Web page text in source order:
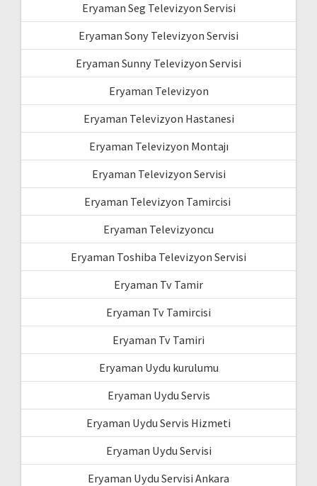
Eryaman Seg Televizyon Servisi
Eryaman Sony Televizyon Servisi
Eryaman Sunny Televizyon Servisi
Eryaman Televizyon
Eryaman Televizyon Hastanesi
Eryaman Televizyon Montajı
Eryaman Televizyon Servisi
Eryaman Televizyon Tamircisi
Eryaman Televizyoncu
Eryaman Toshiba Televizyon Servisi
Eryaman Tv Tamir
Eryaman Tv Tamircisi
Eryaman Tv Tamiri
Eryaman Uydu kurulumu
Eryaman Uydu Servis
Eryaman Uydu Servis Hizmeti
Eryaman Uydu Servisi
Eryaman Uydu Servisi Ankara